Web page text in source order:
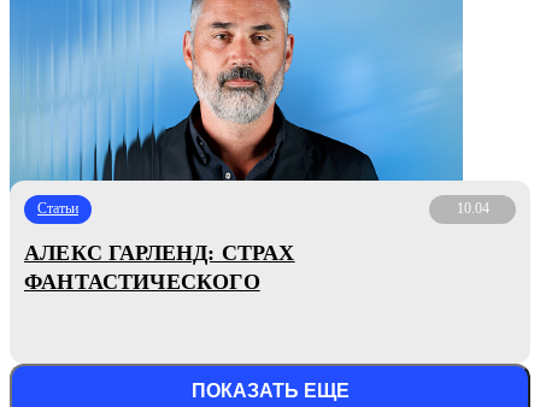
Статьи 10.04
АЛЕКС ГАРЛЕНД: СТРАХ
ФАНТАСТИЧЕСКОГО
ПОКАЗАТЬ ЕЩЕ